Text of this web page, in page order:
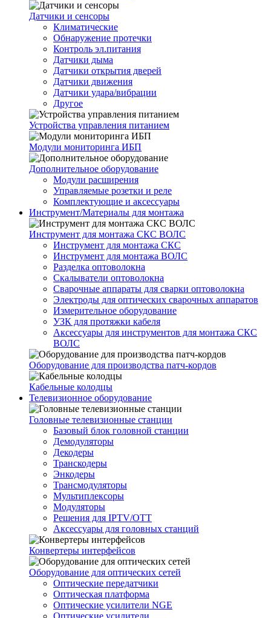
Датчики и сенсоры
Климатические
Обнаружение протечки
Контроль эл.питания
Датчики дыма
Датчики открытия дверей
Датчики движения
Датчики удара/вибрации
Другое
Устройства управления питанием
Модули мониторинга ИБП
Дополнительное оборудование
Модули расширения
Управляемые розетки и реле
Комплектующие и аксессуары
Инструмент/Материалы для монтажа
Инструмент для монтажа СКС ВОЛС
Инструмент для монтажа СКС
Инструмент для монтажа ВОЛС
Разделка оптоволокна
Скалыватели оптоволокна
Сварочные аппараты для сварки оптоволокна
Электроды для оптических сварочных аппаратов
Измерительное оборудование
УЗК для протяжки кабеля
Аксессуары для инструментов для монтажа СКС
ВОЛС
Оборудование для производства патч-кордов
Кабельные колодцы
Телевизионное оборудование
Головные телевизионные станции
Базовый блок головной станции
Демодуляторы
Декодеры
Транскодеры
Энкодеры
Трансмодуляторы
Мультиплексоры
Модуляторы
Решения для IPTV/OTT
Аксессуары для головных станций
Конвертеры интерфейсов
Оборудование для оптических сетей
Оптические передатчики
Оптическая платформа
Оптические усилители NGE
Оптические усилители